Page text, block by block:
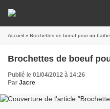
Accueil » Brochettes de boeuf pour un
Brochettes de boeuf
Publié le 01/04/2012 à 14:26
Par Jacre